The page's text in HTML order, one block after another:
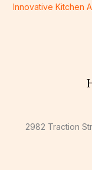
Innovative Kitchen
2982 Traction